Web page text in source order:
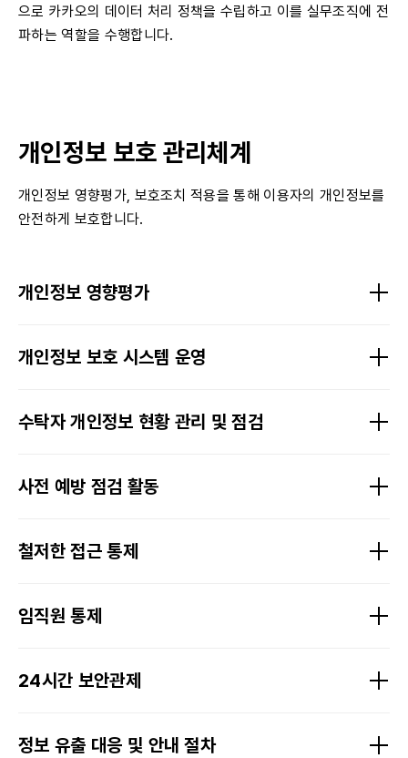
으로 카카오의 데이터 처리 정책을 수립하고 이를 실무조직에 전
파하는 역할을 수행합니다.
개인정보 보호 관리체계
개인정보 영향평가, 보호조치 적용을 통해 이용자의 개인정보를
안전하게 보호합니다.
개인정보 영향평가
개인정보 보호 시스템 운영
수탁자 개인정보 현황 관리 및 점검
사전 예방 점검 활동
철저한 접근 통제
임직원 통제
24시간 보안관제
정보 유출 대응 및 안내 절차